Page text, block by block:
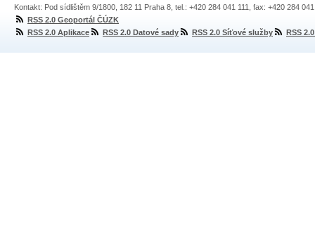
Kontakt: Pod sídlištěm 9/1800, 182 11 Praha 8, tel.: +420 284 041 111, fax: +420 284
RSS 2.0 Geoportál ČÚZK
RSS 2.0 Aplikace
RSS 2.0 Datové sady RSS 2.0 Síťové služby RSS